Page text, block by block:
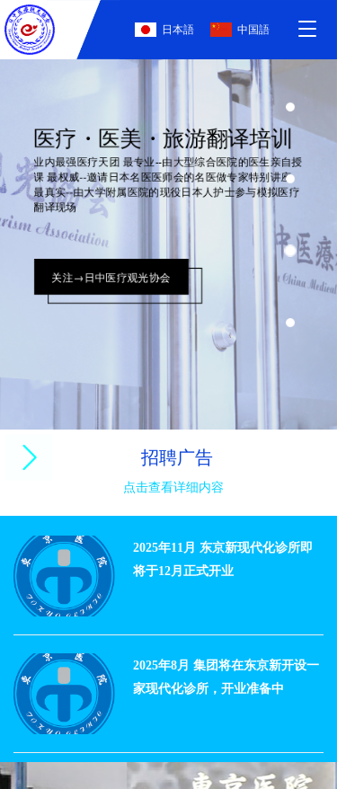
日本語 中国語
T
g
n
t
i
o
医疗・医美・旅游翻译培训
业内最强医疗天团 最专业--由大型综合医院的医生亲自授
课 最权威--邀请日本名医医师会的名医做专家特别讲座
最真实--由大学附属医院的现役日本人护士参与模拟医疗
翻译现场
关注→日中医疗观光协会
点击查看详细内容
招聘广告
2025年11月 东京新现代化诊所即
将于12月正式开业
2025年8月 集团将在东京新开设一
家现代化诊所，开业准备中